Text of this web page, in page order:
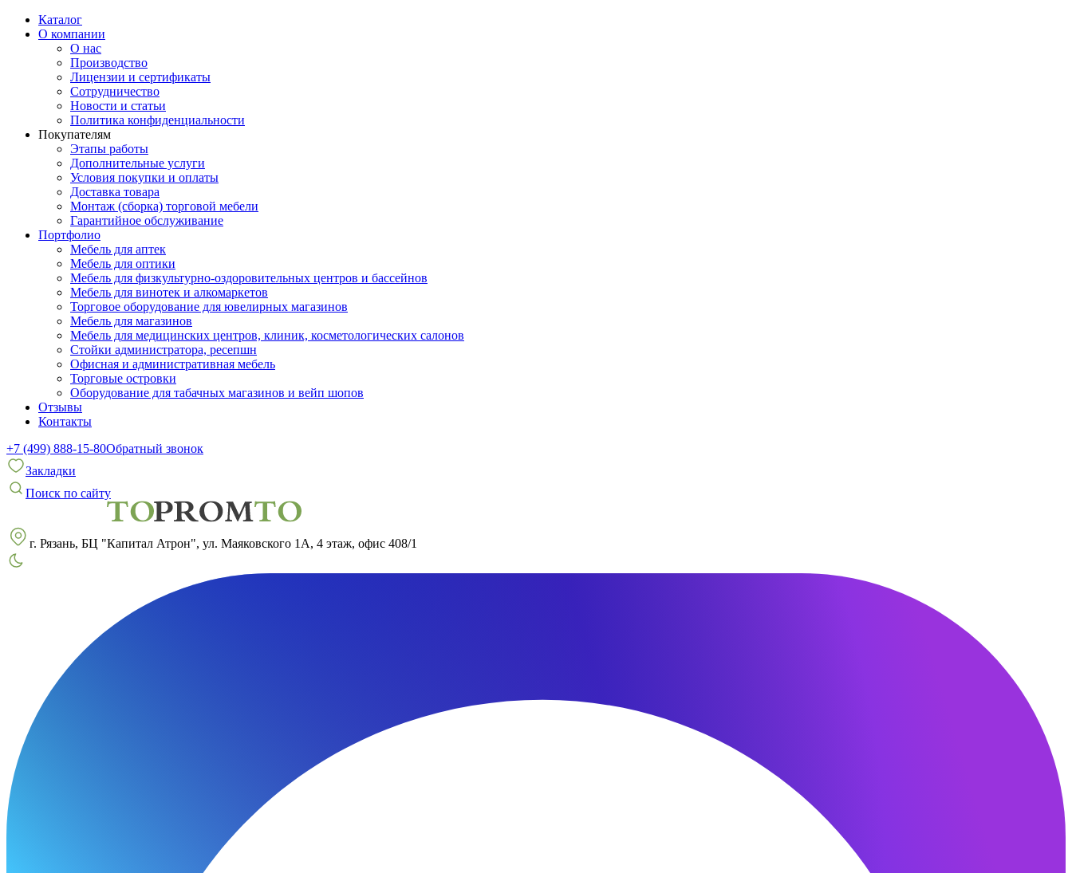
Каталог
О компании
О нас
Производство
Лицензии и сертификаты
Сотрудничество
Новости и статьи
Политика конфиденциальности
Покупателям
Этапы работы
Дополнительные услуги
Условия покупки и оплаты
Доставка товара
Монтаж (сборка) торговой мебели
Гарантийное обслуживание
Портфолио
Мебель для аптек
Мебель для оптики
Мебель для физкультурно-оздоровительных центров и бассейнов
Мебель для винотек и алкомаркетов
Торговое оборудование для ювелирных магазинов
Мебель для магазинов
Мебель для медицинских центров, клиник, косметологических салонов
Стойки администратора, ресепшн
Офисная и административная мебель
Торговые островки
Оборудование для табачных магазинов и вейп шопов
Отзывы
Контакты
+7 (499) 888-15-80Обратный звонок
Закладки
Поиск по сайту
г. Рязань, БЦ "Капитал Атрон", ул. Маяковского 1А, 4 этаж, офис 408/1